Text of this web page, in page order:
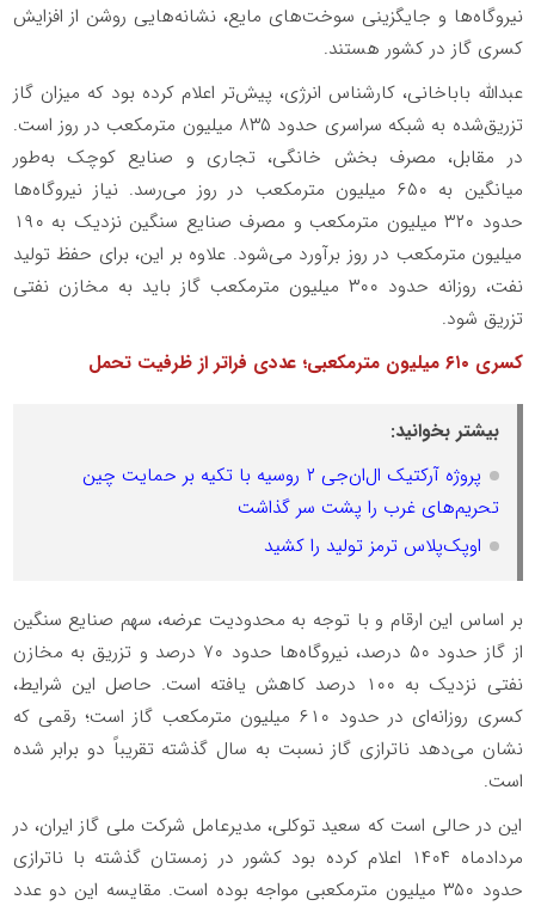
نیروگاه‌ها و جایگزینی سوخت‌های مایع، نشانه‌هایی روشن از افزایش
کسری گاز در کشور هستند.
عبدالله باباخانی، کارشناس انرژی، پیش‌تر اعلام کرده بود که میزان گاز
تزریق‌شده به شبکه سراسری حدود ۸۳۵ میلیون مترمکعب در روز است.
در مقابل، مصرف بخش خانگی، تجاری و صنایع کوچک به‌طور
میانگین به ۶۵۰ میلیون مترمکعب در روز می‌رسد. نیاز نیروگاه‌ها
حدود ۳۲۰ میلیون مترمکعب و مصرف صنایع سنگین نزدیک به ۱۹۰
میلیون مترمکعب در روز برآورد می‌شود. علاوه بر این، برای حفظ تولید
نفت، روزانه حدود ۳۰۰ میلیون مترمکعب گاز باید به مخازن نفتی
تزریق شود.
کسری ۶۱۰ میلیون مترمکعبی؛ عددی فراتر از ظرفیت تحمل
بیشتر بخوانید:
پروژه آرکتیک ال‌ان‌جی ۲ روسیه با تکیه بر حمایت چین
تحریم‌های غرب را پشت سر گذاشت
اوپک‌پلاس ترمز تولید را کشید
بر اساس این ارقام و با توجه به محدودیت عرضه، سهم صنایع سنگین
از گاز حدود ۵۰ درصد، نیروگاه‌ها حدود ۷۰ درصد و تزریق به مخازن
نفتی نزدیک به ۱۰۰ درصد کاهش یافته است. حاصل این شرایط،
کسری روزانه‌ای در حدود ۶۱۰ میلیون مترمکعب گاز است؛ رقمی که
نشان می‌دهد ناترازی گاز نسبت به سال گذشته تقریباً دو برابر شده
است.
این در حالی است که سعید توکلی، مدیرعامل شرکت ملی گاز ایران، در
مردادماه ۱۴۰۴ اعلام کرده بود کشور در زمستان گذشته با ناترازی
حدود ۳۵۰ میلیون مترمکعبی مواجه بوده است. مقایسه این دو عدد